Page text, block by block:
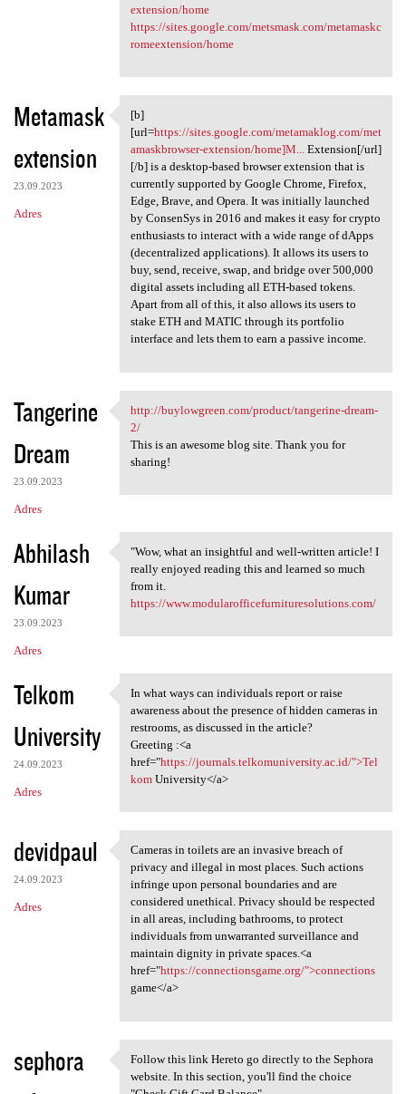
extension/home
https://sites.google.com/metsmask.com/metamaskc
romeextension/home
Metamask
extension
23.09.2023
Adres
[b][url=https://sites.google
[b]
[url=https://sites.google.com/metamaklog.com/met
amaskbrowser-extension/home]M...Extension[/url]
[/b] is a desktop-based browser extension that is
currently supported by Google Chrome, Firefox,
Edge, Brave, and Opera. It was initially launched
by ConsenSys in 2016 and makes it easy for crypto
enthusiasts to interact with a wide range of dApps
(decentralized applications). It allows its users to
buy, send, receive, swap, and bridge over 500,000
digital assets including all ETH-based tokens.
Apart from all of this, it also allows its users to
stake ETH and MATIC through its portfolio
interface and lets them to earn a passive income.
Tangerine
Dream
23.09.2023
Adres
http://buylowgreen.com
http://buylowgreen.com/product/tangerine-dream-
2/
This is an awesome blog site. Thank you for
sharing!
Abhilash
Kumar
23.09.2023
Adres
"Wow, what an insightful and
"Wow, what an insightful and well-written article! I
really enjoyed reading this and learned so much
from it.
https://www.modularofficefurnituresolutions.com/
Telkom
University
24.09.2023
Adres
In what ways can individuals
In what ways can individuals report or raise
awareness about the presence of hidden cameras in
restrooms, as discussed in the article?
Greeting :<a
href="https://journals.telkomuniversity.ac.id/">Tel
komUniversity</a>
devidpaul
24.09.2023
Adres
Cameras in toilets are an
Cameras in toilets are an invasive breach of
privacy and illegal in most places. Such actions
infringe upon personal boundaries and are
considered unethical. Privacy should be respected
in all areas, including bathrooms, to protect
individuals from unwarranted surveillance and
maintain dignity in private spaces.<a
href="https://connectionsgame.org/">connections
game</a>
sephora
Follow this link Hereto go
Follow this link Hereto go directly to the Sephora
website. In this section, you'll find the choice